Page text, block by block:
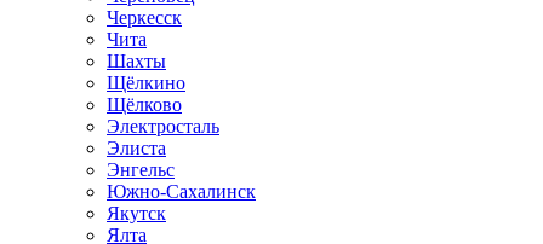
Черкесск
Чита
Шахты
Щёлкино
Щёлково
Электросталь
Элиста
Энгельс
Южно-Сахалинск
Якутск
Ялта